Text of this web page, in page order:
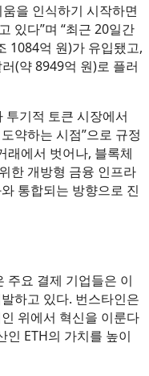
을 인식하기 시작하면
있다”며 “최근 20일간
1084억 원)가 유입됐고,
(약 8949억 원)로 플러
투기적 토큰 시장에서
약하는 시점”으로 규정
래에서 벗어나, 블록체
한 개방형 금융 인프라
통합되는 방향으로 진
주요 결제 기업들은 이
하고 있다. 번스타인은
위에서 혁신을 이룬다
인 ETH의 가치를 높이